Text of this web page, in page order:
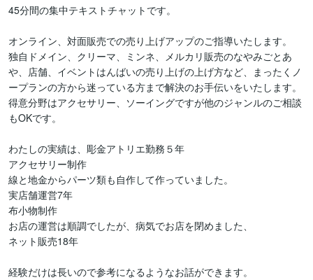
45分間の集中テキストチャットです。
オンライン、対面販売での売り上げアップのご指導いたします。
独自ドメイン、クリーマ、ミンネ、メルカリ販売のなやみごとあ
や、店舗、イベントはんばいの売り上げの上げ方など、まったくノ
ープランの方から迷っている方まで解決のお手伝いをいたします。
得意分野はアクセサリー、ソーイングですが他のジャンルのご相談
もOKです。
わたしの実績は、彫金アトリエ勤務５年
アクセサリー制作
線と地金からパーツ類も自作して作っていました。
実店舗運営7年
布小物制作
お店の運営は順調でしたが、病気でお店を閉めました、
ネット販売18年
経験だけは長いので参考になるようなお話ができます。